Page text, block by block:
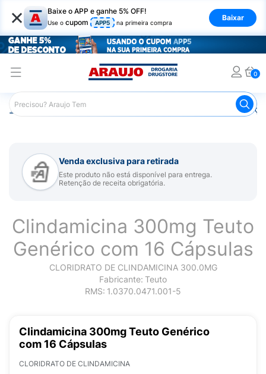
× Baixe o APP e ganhe 5% OFF!
Use o cupom APP5 na primeira compra
Baixar
0
Araujo Medicamentos Remédios para Alergias e
Venda exclusiva para retirada
Este produto não está disponível para entrega.
Retenção de receita obrigatória.
Clindamicina 300mg Teuto
Genérico com 16 Cápsulas
CLORIDRATO DE CLINDAMICINA 300.0MG
Fabricante: Teuto
RMS: 1.0370.0471.001-5
Clindamicina 300mg Teuto Genérico
com 16 Cápsulas
CLORIDRATO DE CLINDAMICINA